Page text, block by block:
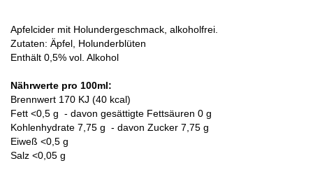
Apfelcider mit Holundergeschmack, alkoholfrei.
Zutaten: Äpfel, Holunderblüten
Enthält 0,5% vol. Alkohol
Nährwerte pro 100ml:
Brennwert 170 KJ (40 kcal)
Fett <0,5 g - davon gesättigte Fettsäuren 0 g
Kohlenhydrate 7,75 g - davon Zucker 7,75 g
Eiweß <0,5 g
Salz <0,05 g